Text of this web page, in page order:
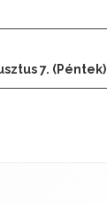
7. (Péntek)